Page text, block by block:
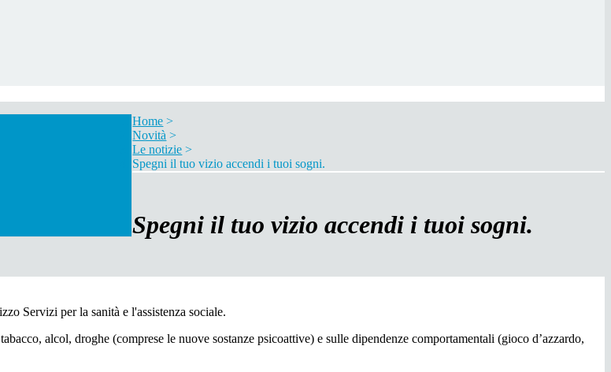
Home >
Novità >
Le notizie >
Spegni il tuo vizio accendi i tuoi sogni.
Spegni il tuo vizio accendi i tuoi sogni.
Servizi per la sanità e l'assistenza sociale.
alcol, droghe (comprese le nuove sostanze psicoattive) e sulle dipendenze comportamentali (gioco d’azzardo,